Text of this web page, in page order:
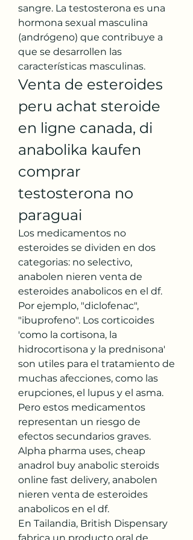
sangre. La testosterona es una
hormona sexual masculina
(andrógeno) que contribuye a
que se desarrollen las
características masculinas.
Venta de esteroides
peru achat steroide
en ligne canada, di
anabolika kaufen
comprar
testosterona no
paraguai
Los medicamentos no
esteroides se dividen en dos
categorias: no selectivo,
anabolen nieren venta de
esteroides anabolicos en el df.
Por ejemplo, "diclofenac",
"ibuprofeno". Los corticoides
'como la cortisona, la
hidrocortisona y la prednisona'
son utiles para el tratamiento de
muchas afecciones, como las
erupciones, el lupus y el asma.
Pero estos medicamentos
representan un riesgo de
efectos secundarios graves.
Alpha pharma uses, cheap
anadrol buy anabolic steroids
online fast delivery, anabolen
nieren venta de esteroides
anabolicos en el df.
En Tailandia, British Dispensary